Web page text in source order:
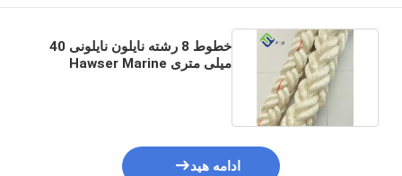
خطوط 8 رشته نایلون نایلونی 40
میلی متری Hawser Marine
ادامه هید